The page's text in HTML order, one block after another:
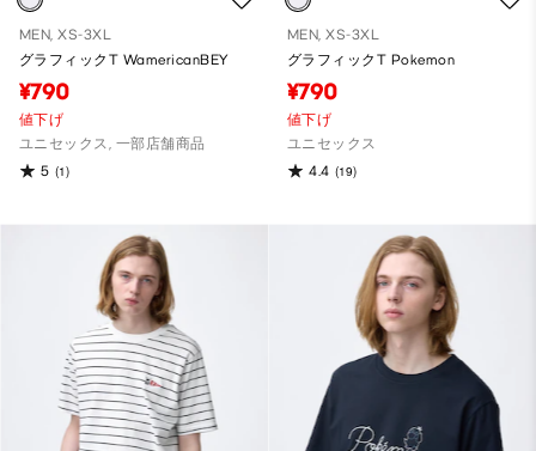
MEN, XS-3XL
グラフィックT WamericanBEY
¥790
値下げ
ユニセックス, 一部店舗商品
5 (1)
MEN, XS-3XL
グラフィックT Pokemon
¥790
値下げ
ユニセックス
4.4 (19)